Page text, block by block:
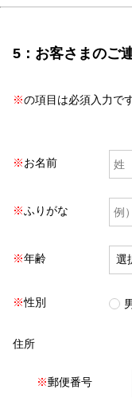
5：お客さまのご
※の項目は必須入力です
※お名前
※ふりがな
※年齢
※性別
住所
※郵便番号